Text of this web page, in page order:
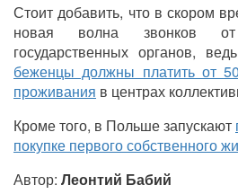
Стоит добавить, что в скором
новая волна звонков от
государственных органов,
беженцы должны платить от
проживания в центрах
Кроме того, в Польше запускают
покупке первого собственного
Автор: Леонтий Бабий